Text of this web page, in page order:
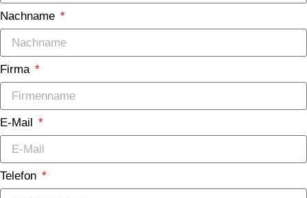
Nachname
Firma
E-Mail
Telefon